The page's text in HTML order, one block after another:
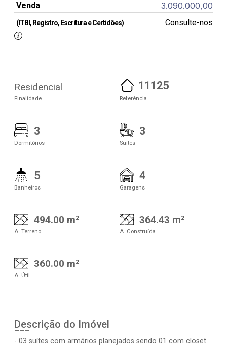
Venda
3.090.000,00
(ITBI, Registro, Escritura e Certidões) Consulte-nos
Residencial
Finalidade
11125
Referência
3
Dormitórios
3
Suítes
5
Banheiros
4
Garagens
494.00 m²
A. Terreno
364.43 m²
A. Construída
360.00 m²
A. Útil
Descrição do Imóvel
- 03 suítes com armários planejados sendo 01 com closet